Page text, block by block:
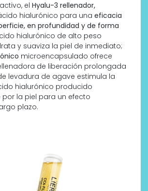
el Hyalu-3 rellenador,
hialurónico para una eficacia
en profundidad y de forma
hialurónico de alto peso
y suaviza la piel de inmediato;
microencapsulado ofrece
de liberación prolongada
levadura de agave estimula la
hialurónico producido
la piel para un efecto
plazo.